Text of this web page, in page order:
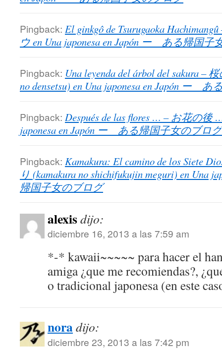
Pingback: El ginkgô de Tsurugaoka
ウ en Una japonesa en Japón ー ある帰国子
Pingback: Una leyenda del árbol del sakura –
no densetsu) en Una japonesa en Japón ー
Pingback: Después de las flores … – お花の後
japonesa en Japón ー ある帰国子女のブログ
Pingback: Kamakura: El camino de los Siete
り (kamakura no shichifukujin meguri) en Una
帰国子女のブログ
alexisdijo:
diciembre 16, 2013 a las 7:59 am
*-* kawaii~~~~~ para hacer el
amiga ¿que me recomiendas?,
o tradicional japonesa (en este
noradijo:
diciembre 23, 2013 a las 7:42 pm